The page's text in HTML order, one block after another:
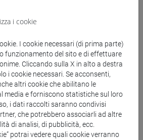
i cookie
I cookie necessari (di prima parte)
funzionamento del sito e di effettuare
Cliccando sulla X in alto a destra
i cookie necessari. Se acconsenti,
altri cookie che abilitano le
media e forniscono statistiche sul loro
i dati raccolti saranno condivisi
che potrebbero associarli ad altre
di analisi, di pubblicità, ecc.
potrai vedere quali cookie verranno